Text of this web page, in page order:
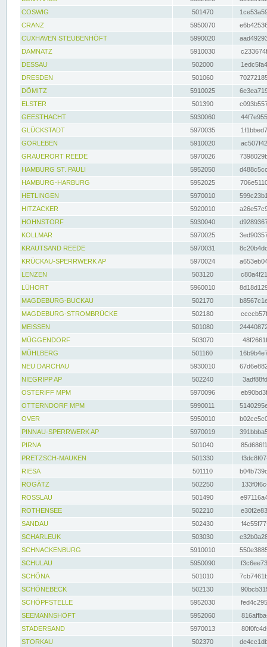
COSWIG
501470
CRANZ
5950070
CUXHAVEN STEUBENHÖFT
5990020
DAMNATZ
5910030
DESSAU
502000
DRESDEN
501060
DÖMITZ
5910025
ELSTER
501390
GEESTHACHT
5930060
GLÜCKSTADT
5970035
GORLEBEN
5910020
GRAUERORT REEDE
5970026
HAMBURG ST. PAULI
5952050
HAMBURG-HARBURG
5952025
HETLINGEN
5970010
HITZACKER
5920010
HOHNSTORF
5930040
KOLLMAR
5970025
KRAUTSAND REEDE
5970031
KRÜCKAU-SPERRWERK AP
5970024
LENZEN
503120
LÜHORT
5960010
MAGDEBURG-BUCKAU
502170
MAGDEBURG-STROMBRÜCKE
502180
MEISSEN
501080
MÜGGENDORF
503070
MÜHLBERG
501160
NEU DARCHAU
5930010
NIEGRIPP AP
502240
OSTERIFF MPM
5970096
OTTERNDORF MPM
5990011
OVER
5950010
PINNAU-SPERRWERK AP
5970019
PIRNA
501040
PRETZSCH-MAUKEN
501330
RIESA
501110
ROGÄTZ
502250
ROSSLAU
501490
ROTHENSEE
502210
SANDAU
502430
SCHARLEUK
503030
SCHNACKENBURG
5910010
SCHULAU
5950090
SCHÖNA
501010
SCHÖNEBECK
502130
SCHÖPFSTELLE
5952030
SEEMANNSHÖFT
5952060
STADERSAND
5970013
STORKAU
502370